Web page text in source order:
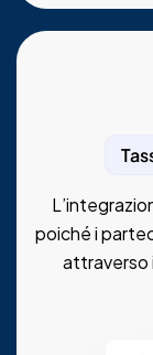
poiché i
attraverso